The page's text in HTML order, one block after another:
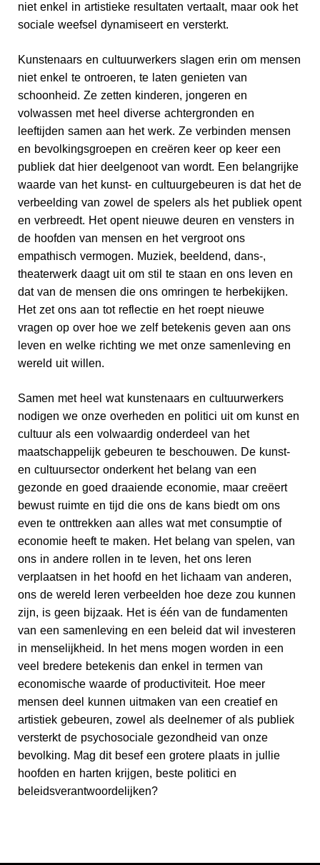
niet enkel in artistieke resultaten vertaalt, maar ook het
sociale weefsel dynamiseert en versterkt.
Kunstenaars en cultuurwerkers slagen erin om mensen
niet enkel te ontroeren, te laten genieten van
schoonheid. Ze zetten kinderen, jongeren en
volwassen met heel diverse achtergronden en
leeftijden samen aan het werk. Ze verbinden mensen
en bevolkingsgroepen en creëren keer op keer een
publiek dat hier deelgenoot van wordt. Een belangrijke
waarde van het kunst- en cultuurgebeuren is dat het de
verbeelding van zowel de spelers als het publiek opent
en verbreedt. Het opent nieuwe deuren en vensters in
de hoofden van mensen en het vergroot ons
empathisch vermogen. Muziek, beeldend, dans-,
theaterwerk daagt uit om stil te staan en ons leven en
dat van de mensen die ons omringen te herbekijken.
Het zet ons aan tot reflectie en het roept nieuwe
vragen op over hoe we zelf betekenis geven aan ons
leven en welke richting we met onze samenleving en
wereld uit willen.
Samen met heel wat kunstenaars en cultuurwerkers
nodigen we onze overheden en politici uit om kunst en
cultuur als een volwaardig onderdeel van het
maatschappelijk gebeuren te beschouwen. De kunst-
en cultuursector onderkent het belang van een
gezonde en goed draaiende economie, maar creëert
bewust ruimte en tijd die ons de kans biedt om ons
even te onttrekken aan alles wat met consumptie of
economie heeft te maken. Het belang van spelen, van
ons in andere rollen in te leven, het ons leren
verplaatsen in het hoofd en het lichaam van anderen,
ons de wereld leren verbeelden hoe deze zou kunnen
zijn, is geen bijzaak. Het is één van de fundamenten
van een samenleving en een beleid dat wil investeren
in menselijkheid. In het mens mogen worden in een
veel bredere betekenis dan enkel in termen van
economische waarde of productiviteit. Hoe meer
mensen deel kunnen uitmaken van een creatief en
artistiek gebeuren, zowel als deelnemer of als publiek
versterkt de psychosociale gezondheid van onze
bevolking. Mag dit besef een grotere plaats in jullie
hoofden en harten krijgen, beste politici en
beleidsverantwoordelijken?